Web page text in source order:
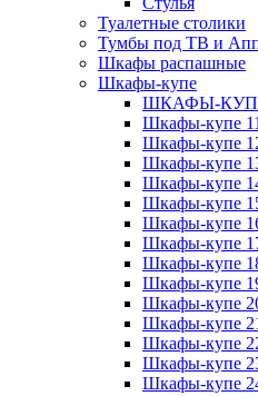
Туалетные столики
Тумбы под ТВ и
Шкафы распашные
Шкафы-купе
ШКАФЫ-
Шкафы-купе
Шкафы-купе
Шкафы-купе
Шкафы-купе
Шкафы-купе
Шкафы-купе
Шкафы-купе
Шкафы-купе
Шкафы-купе
Шкафы-купе
Шкафы-купе
Шкафы-купе
Шкафы-купе
Шкафы-купе